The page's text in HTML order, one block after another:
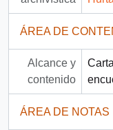
ÁREA DE
Alcance y
contenido
ÁREA DE NOTAS